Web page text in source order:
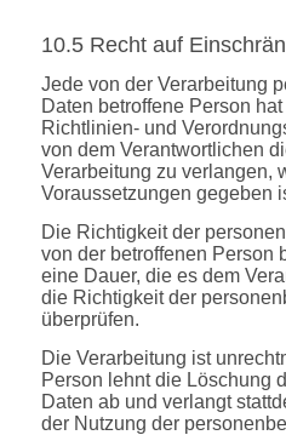
10.5 Recht auf
Jede von der Verarbeitung
Daten betroffene Person
Richtlinien- und
von dem Verantwortlichen
Verarbeitung zu verlangen,
Voraussetzungen gegeben
Die Richtigkeit der
von der betroffenen Person
eine Dauer, die es dem
die Richtigkeit der
überprüfen.
Die Verarbeitung ist
Person lehnt die Löschung
Daten ab und verlangt
der Nutzung der